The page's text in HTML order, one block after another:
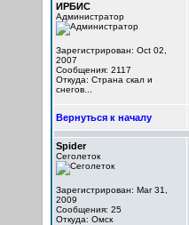
ИРБИС
Администратор
Зарегистрирован: Oct 02,
2007
Сообщения: 2117
Откуда: Cтрана скал и
снегов...
Вернуться к началу
Spider
Сеголеток
Зарегистрирован: Mar 31,
2009
Сообщения: 25
Откуда: Омск